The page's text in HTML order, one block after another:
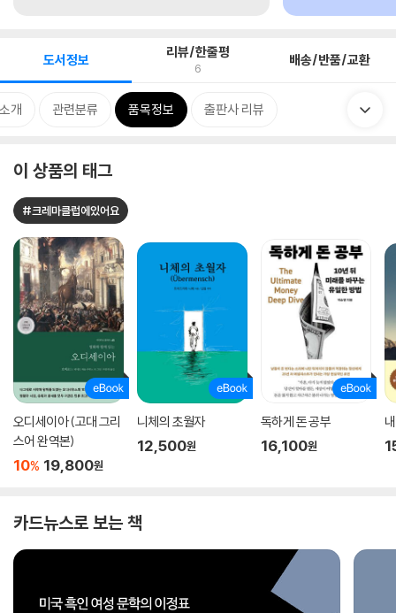
도서정보 리뷰/한줄평
6 배송/반품/교환
개 관련분류 품목정보 출판사 리뷰
이 상품의 태그
#크레마클럽에있어요
오디세이아 (고대 그리
스어 완역본)
10% 19,800원
니체의 초월자
12,500원
독하게 돈 공부
16,100원
카드뉴스로 보는 책